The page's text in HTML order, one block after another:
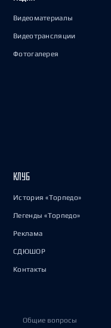
Видеоматериалы
Видеотрансляции
Фотогалерея
КЛУБ
История «Торпедо»
Легенды «Торпедо»
Реклама
СДЮШОР
Контакты
Общие вопросы